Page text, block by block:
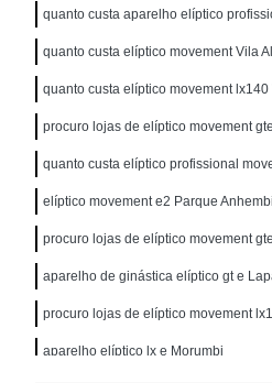
quanto custa aparelho elíptico
quanto custa elíptico movement Vila
quanto custa elíptico movement
procuro lojas de elíptico movement
quanto custa elíptico profissional
elíptico movement e2 Parque Anhembi
procuro lojas de elíptico movement
aparelho de ginástica elíptico gt e
procuro lojas de elíptico movement
aparelho elíptico lx e Morumbi